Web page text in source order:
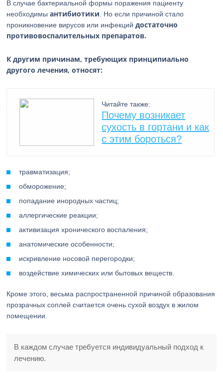
В случае бактериальной формы поражения пациенту
необходимыантибиотики . Но если причиной стало
проникновение вирусов или инфекцийдостаточно
противовоспалительных препаратов.
К другим причинам, требующих принципиально
другого лечения, относят:
Читайте также:
Почему возникает
сухость в гортани и как
с этим бороться?
травматизация;
обморожение;
попадание инородных частиц;
аллергические реакции;
активизация хронического воспаления;
анатомические особенности;
искривление носовой перегородки;
воздействие химических или бытовых веществ.
Кроме этого, весьма распространенной причиной образования
прозрачных соплей считается очень сухой воздух в жилом
помещении.
В каждом случае требуется индивидуальный подход к
лечению.